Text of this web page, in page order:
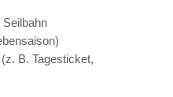
Seilbahn
B. Tagesticket,